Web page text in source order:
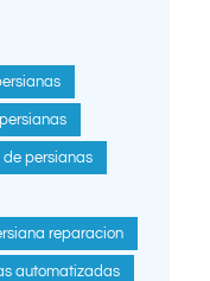
persianas
reparacion
automatizadas